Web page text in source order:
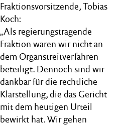
Fraktionsvorsitzende, Tobias
Koch:
„Als regierungstragende
Fraktion waren wir nicht an
dem Organstreitverfahren
beteiligt. Dennoch sind wir
dankbar für die rechtliche
Klarstellung, die das Gericht
mit dem heutigen Urteil
bewirkt hat. Wir gehen